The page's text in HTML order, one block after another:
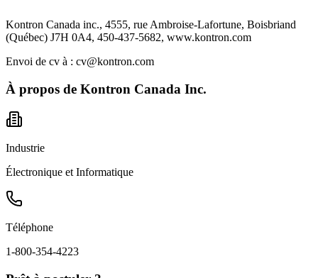
Kontron Canada inc., 4555, rue Ambroise-Lafortune, Boisbriand
(Québec) J7H 0A4, 450-437-5682, www.kontron.com
Envoi de cv à : cv@kontron.com
À propos de Kontron Canada Inc.
Industrie
Électronique et Informatique
Téléphone
1-800-354-4223